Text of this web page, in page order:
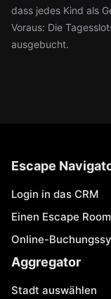
dass jedes Kind als
Voraus: Die
ausgebucht.
Escape
Login in das CRM
Einen Escape
Online-
Aggregator
Stadt auswählen